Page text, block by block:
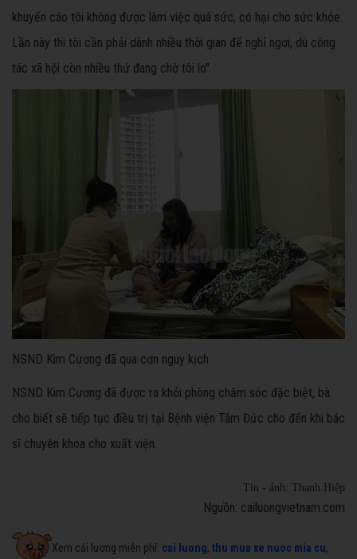
khuyến cáo tôi không được làm việc quá sức, có hại cho sức khỏe.
Lần này thì tôi cần phải dành nhiều thời gian để nghỉ ngơi, dù công
tác xã hội còn nhiều thứ đang chờ tôi lo".
NSND Kim Cương đã qua cơn nguy kịch
NSND Kim Cương đã được ra khỏi phòng chăm sóc đặc biệt, bà
cho biết sẽ tiếp tục điều trị tại Bệnh viện Tâm Đức cho đến khi bác
sĩ chuyên khoa cho xuất viện.
Tin - ảnh: Thanh Hiệp
Nguồn: cailuongvietnam.com
Xem cải lương miễn phí: cai luong, thu mua xe nuoc mia cu,